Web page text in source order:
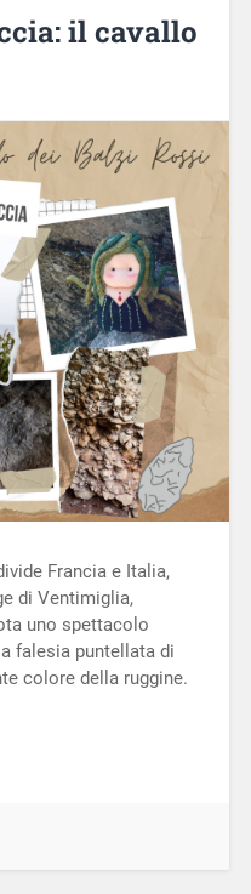
il cavallo
Francia e Italia,
di Ventimiglia,
uno spettacolo
falesia puntellata di
colore della ruggine.